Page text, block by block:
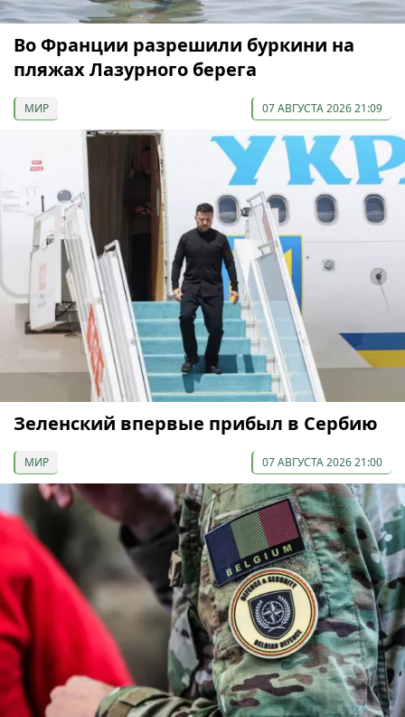
Во Франции разрешили буркини на
пляжах Лазурного берега
МИР 07 АВГУСТА 2026 21:09
Зеленский впервые прибыл в Сербию
МИР 07 АВГУСТА 2026 21:00